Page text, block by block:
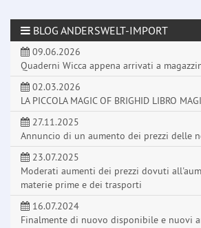
BLOG ANDERSWELT-IMPORT
09.06.2026
Quaderni Wicca appena arrivati a
02.03.2026
LA PICCOLA MAGIC OF BRIGHID LIBRO
27.11.2025
Annuncio di un aumento dei prezzi delle
23.07.2025
Moderati aumenti dei prezzi dovuti
materie prime e dei trasporti
16.07.2024
Finalmente di nuovo disponibile e nuovi